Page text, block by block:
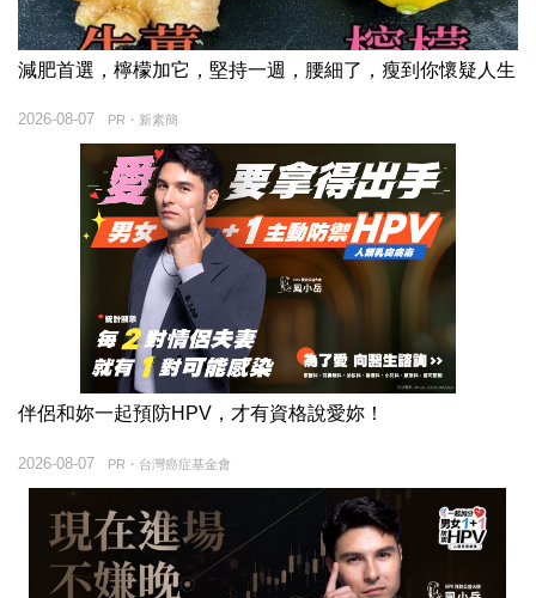
減肥首選，檸檬加它，堅持一週，腰細了，瘦到你懷疑人生
PR・新素簡
2026-08-07
伴侶和妳一起預防HPV，才有資格說愛妳！
PR・台灣癌症基金會
2026-08-07